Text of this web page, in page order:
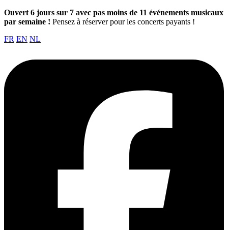
Ouvert 6 jours sur 7 avec pas moins de 11 événements musicaux
par semaine ! Pensez à réserver pour les concerts payants !
FR EN NL